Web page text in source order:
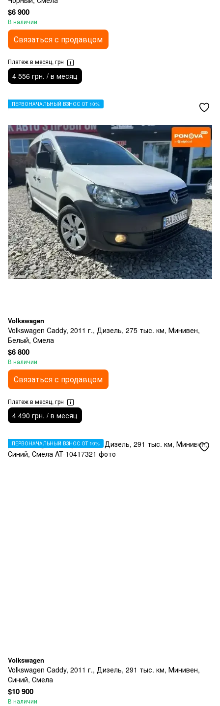
$6 900
В наличии
Связаться с продавцом
Платеж в месяц, грн
4 556 грн. / в месяц
ПЕРВОНАЧАЛЬНЫЙ ВЗНОС ОТ 10%
Volkswagen
Volkswagen Caddy, 2011 г., Дизель, 275 тыс. км, Минивен,
Белый, Смела
$6 800
В наличии
Связаться с продавцом
Платеж в месяц, грн
4 490 грн. / в месяц
ПЕРВОНАЧАЛЬНЫЙ ВЗНОС ОТ 10%
Volkswagen
Volkswagen Caddy, 2011 г., Дизель, 291 тыс. км, Минивен,
Синий, Смела
$10 900
В наличии